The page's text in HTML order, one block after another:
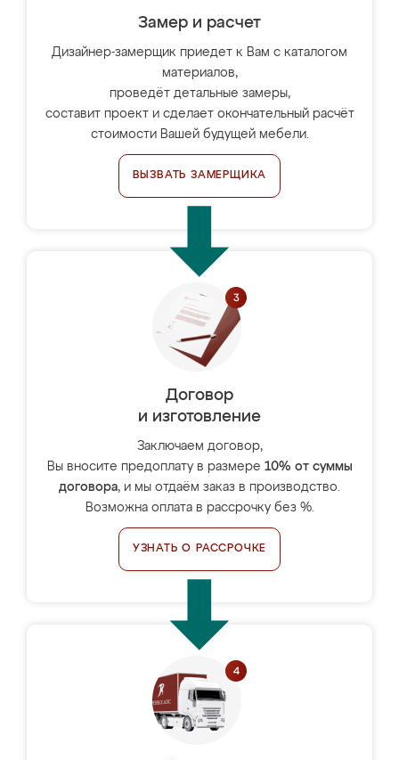
Замер и расчет
Дизайнер-замерщик приедет к Вам с каталогом
материалов,
проведёт детальные замеры,
составит проект и сделает окончательный расчёт
стоимости Вашей будущей мебели.
ВЫЗВАТЬ ЗАМЕРЩИКА
Договор
и изготовление
Заключаем договор,
Вы вносите предоплату в размере 10% от суммы
договора, и мы отдаём заказ в производство.
Возможна оплата в рассрочку без %.
УЗНАТЬ О РАССРОЧКЕ